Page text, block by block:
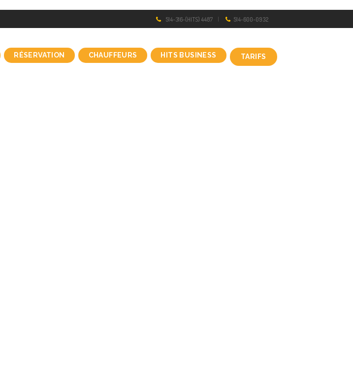
514-316-(HITS) 4487 514-600-0932
RÉSERVATION CHAUFFEURS HITS BUSINESS TARIFS